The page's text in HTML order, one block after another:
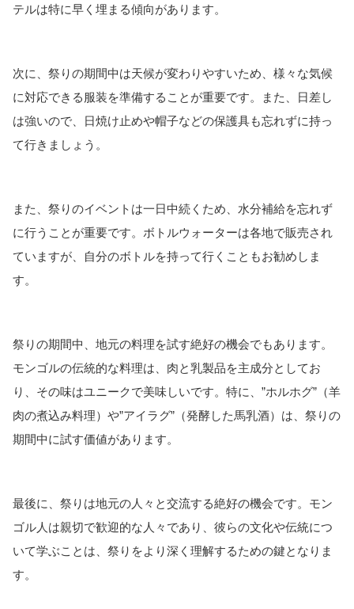
テルは特に早く埋まる傾向があります。
次に、祭りの期間中は天候が変わりやすいため、様々な気候
に対応できる服装を準備することが重要です。また、日差し
は強いので、日焼け止めや帽子などの保護具も忘れずに持っ
て行きましょう。
また、祭りのイベントは一日中続くため、水分補給を忘れず
に行うことが重要です。ボトルウォーターは各地で販売され
ていますが、自分のボトルを持って行くこともお勧めしま
す。
祭りの期間中、地元の料理を試す絶好の機会でもあります。
モンゴルの伝統的な料理は、肉と乳製品を主成分としてお
り、その味はユニークで美味しいです。特に、”ホルホグ”（羊
肉の煮込み料理）や”アイラグ”（発酵した馬乳酒）は、祭りの
期間中に試す価値があります。
最後に、祭りは地元の人々と交流する絶好の機会です。モン
ゴル人は親切で歓迎的な人々であり、彼らの文化や伝統につ
いて学ぶことは、祭りをより深く理解するための鍵となりま
す。